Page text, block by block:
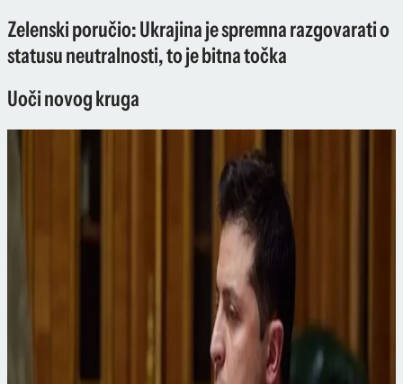
Zelenski poručio: Ukrajina je spremna razgovarati o
statusu neutralnosti, to je bitna točka
Uoči novog kruga